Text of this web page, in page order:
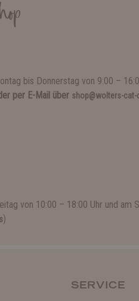
bis Donnerstag von 9:00 –
per E-Mail über shop@wolters-cat-
von 10:00 – 18:00 Uhr und am
)
SERVICE